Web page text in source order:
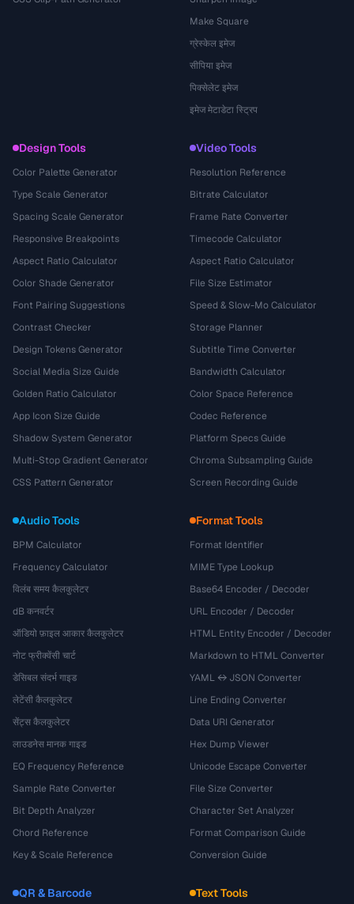
Make Square
ग्रेस्केल इमेज
सीपिया इमेज
पिक्सेलेट इमेज
इमेज मेटाडेटा स्ट्रिप
Design Tools
Color Palette Generator
Type Scale Generator
Spacing Scale Generator
Responsive Breakpoints
Aspect Ratio Calculator
Color Shade Generator
Font Pairing Suggestions
Contrast Checker
Design Tokens Generator
Social Media Size Guide
Golden Ratio Calculator
App Icon Size Guide
Shadow System Generator
Multi-Stop Gradient Generator
CSS Pattern Generator
Video Tools
Resolution Reference
Bitrate Calculator
Frame Rate Converter
Timecode Calculator
Aspect Ratio Calculator
File Size Estimator
Speed & Slow-Mo Calculator
Storage Planner
Subtitle Time Converter
Bandwidth Calculator
Color Space Reference
Codec Reference
Platform Specs Guide
Chroma Subsampling Guide
Screen Recording Guide
Audio Tools
BPM Calculator
Frequency Calculator
विलंब समय कैलकुलेटर
dB कनवर्टर
ऑडियो फ़ाइल आकार कैलकुलेटर
नोट फ्रीक्वेंसी चार्ट
डेसिबल संदर्भ गाइड
लेटेंसी कैलकुलेटर
सेंट्स कैलकुलेटर
लाउडनेस मानक गाइड
EQ Frequency Reference
Sample Rate Converter
Bit Depth Analyzer
Chord Reference
Key & Scale Reference
Format Tools
Format Identifier
MIME Type Lookup
Base64 Encoder / Decoder
URL Encoder / Decoder
HTML Entity Encoder / Decoder
Markdown to HTML Converter
YAML ↔ JSON Converter
Line Ending Converter
Data URI Generator
Hex Dump Viewer
Unicode Escape Converter
File Size Converter
Character Set Analyzer
Format Comparison Guide
Conversion Guide
QR & Barcode Text Tools